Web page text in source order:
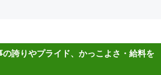
誇りやプライド、かっこよさ・給料を